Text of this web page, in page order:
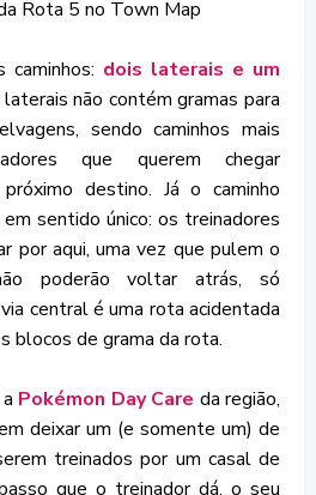
Rota 5 no Town Map
dois laterais e um
não contém gramas para
sendo caminhos mais
que querem chegar
destino. Já o caminho
sentido único: os treinadores
por aqui, uma vez que pulem o
poderão voltar atrás, só
central é uma rota acidentada
blocos de grama da rota.
Pokémon Day Care da região,
deixar um (e somente um) de
treinados por um casal de
que o treinador dá, o seu